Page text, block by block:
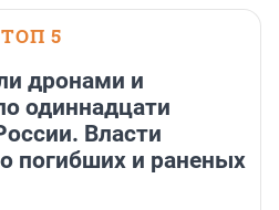
посетителям
ТОП 5
дронами и
одиннадцати
Власти
погибших и раненых